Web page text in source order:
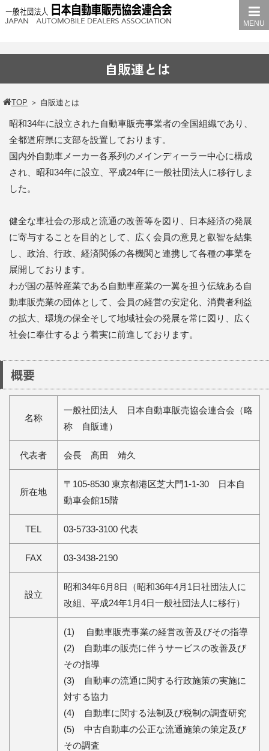
MENU
自販連とは
TOP ＞ 自販連とは
昭和34年に設立された自動車販売事業者の全国組織であり、
全都道府県に支部を設置しております。
国内外自動車メーカー各系列のメインディーラー中心に構成
され、昭和34年に設立、平成24年に一般社団法人に移行しま
した。
健全な車社会の形成と流通の改善等を図り、日本経済の発展
に寄与することを目的として、広く会員の意見と叡智を結集
し、政治、行政、経済関係の各機関と連携して各種の事業を
展開しております。
わが国の基幹産業である自動車産業の一翼を担う伝統ある自
動車販売業の団体として、会員の経営の安定化、消費者利益
の拡大、環境の保全そして地域社会の発展を常に図り、広く
社会に奉仕するよう着実に前進しております。
概要
名称
一般社団法人 日本自動車販売協会連合会（略
称 自販連）
代表者 会長 髙田 靖久
所在地
〒105-8530 東京都港区芝大門1-1-30 日本自
動車会館15階
TEL 03-5733-3100 代表
FAX 03-3438-2190
設立
昭和34年6月8日（昭和36年4月1日社団法人に
改組、平成24年1月4日一般社団法人に移行）
(1)
自動車販売事業の経営改善及びその指導
(2) 自動車の販売に伴うサービスの改善及び
その指導
(3)
自動車の流通に関する行政施策の実施に
対する協力
(4)
自動車に関する法制及び税制の調査研究
(5)
中古自動車の公正な流通施策の策定及び
その調査